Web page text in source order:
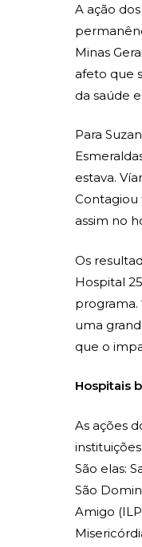
A ação
Minas
afeto que
da saúde
Para
estava.
Contagiou
assim no
Os
Hospital
programa.
uma
que o
Hospitais
As ações
São elas:
São
Amigo